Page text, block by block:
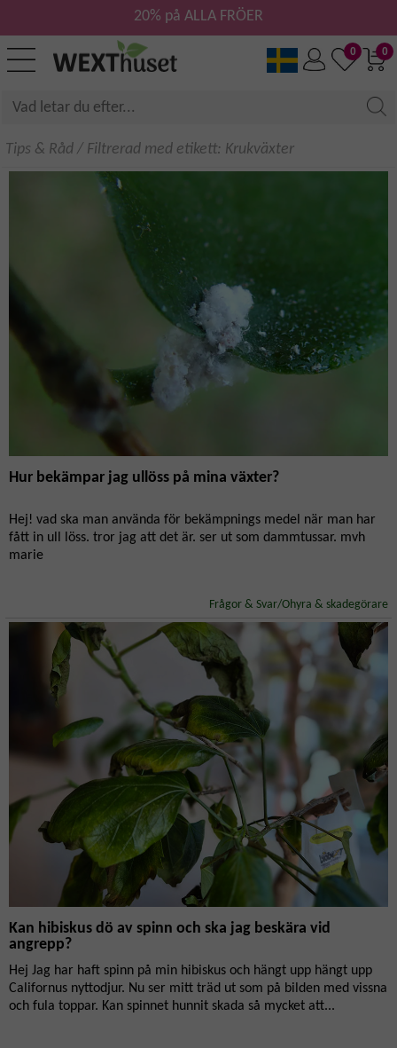
0
0
20% på ALLA FRÖER
Tips & Råd / Filtrerad med etikett: Krukväxter
Hur bekämpar jag ullöss på mina växter?
Hej! vad ska man använda för bekämpnings medel när man har
fått in ull löss. tror jag att det är. ser ut som dammtussar. mvh
marie
Frågor & Svar/Ohyra & skadegörare
Kan hibiskus dö av spinn och ska jag beskära vid
angrepp?
Hej Jag har haft spinn på min hibiskus och hängt upp hängt upp
Californus nyttodjur. Nu ser mitt träd ut som på bilden med vissna
och fula toppar. Kan spinnet hunnit skada så mycket att...